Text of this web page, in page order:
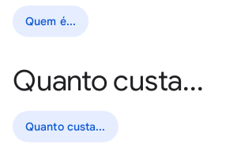
Quem é...
Quanto custa...
Quanto custa...